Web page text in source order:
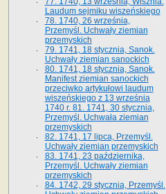
Laudum sejmiku wiszeńskiego
78. 1740, 26 września,
Przemyśl. Uchwały ziemian
przemyskich
79. 1741, 18 stycznia, Sanok.
Uchwały ziemian sanockich
80. 1741, 18 stycznia, Sanok.
Manifest ziemian sanockich
przeciwko artykułowi laudum
wiszeńskiego z 13 wrze­śnia
1740 r. 81. 1741, 30 stycznia,
Przemyśl. Uchwała ziemian
przemyskich
82. 1741, 17 lipca, Przemyśl.
Uchwały ziemian przemyskich
83. 1741, 23 października,
Przemyśl. Uchwały ziemian
przemyskich
84. 1742, 29 stycznia, Przemyśl.